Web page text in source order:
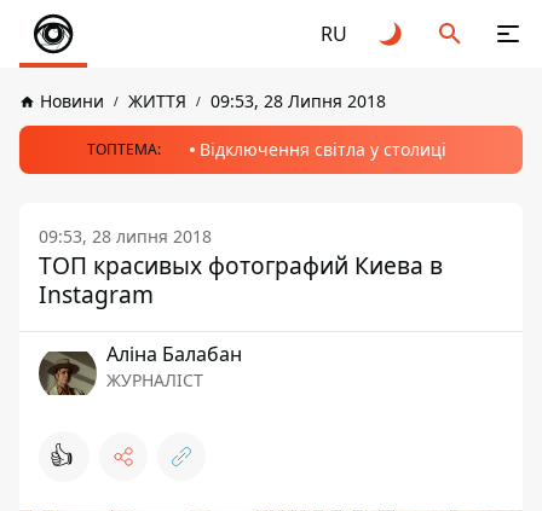
RU
Новини ЖИТТЯ 09:53, 28 Липня 2018
ТОПТЕМА: Відключення світла у столиці
09:53, 28 липня 2018
ТОП красивых фотографий Киева в
Instagram
Аліна Балабан
ЖУРНАЛІСТ
👍